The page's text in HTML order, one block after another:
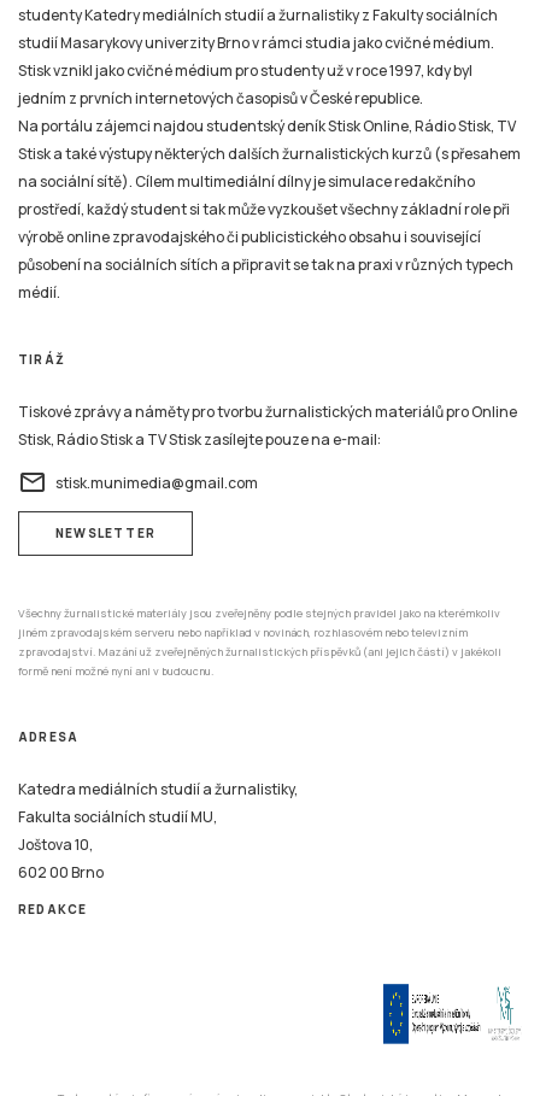
studenty Katedry mediálních studií a žurnalistiky z Fakulty sociálních
studií Masarykovy univerzity Brno v rámci studia jako cvičné médium.
Stisk vznikl jako cvičné médium pro studenty už v roce 1997, kdy byl
jedním z prvních internetových časopisů v České republice.
Na portálu zájemci najdou studentský deník Stisk Online, Rádio Stisk, TV
Stisk a také výstupy některých dalších žurnalistických kurzů (s přesahem
na sociální sítě). Cílem multimediální dílny je simulace redakčního
prostředí, každý student si tak může vyzkoušet všechny základní role při
výrobě online zpravodajského či publicistického obsahu i související
působení na sociálních sítích a připravit se tak na praxi v různých typech
médií.
TIRÁŽ
Tiskové zprávy a náměty pro tvorbu žurnalistických materiálů pro Online
Stisk, Rádio Stisk a TV Stisk zasílejte pouze na e-mail:
email stisk.munimedia@gmail.com
NEWSLETTER
Všechny žurnalistické materiály jsou zveřejněny podle stejných pravidel jako na kterémkoliv
jiném zpravodajském serveru nebo například v novinách, rozhlasovém nebo televizním
zpravodajství. Mazání už zveřejněných žurnalistických příspěvků (ani jejich částí) v jakékoli
formě není možné nyní ani v budoucnu.
ADRESA
Katedra mediálních studií a žurnalistiky,
Fakulta sociálních studií MU,
Joštova 10,
602 00 Brno
REDAKCE